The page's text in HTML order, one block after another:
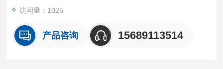
访问量：1025
产品咨询 15689113514